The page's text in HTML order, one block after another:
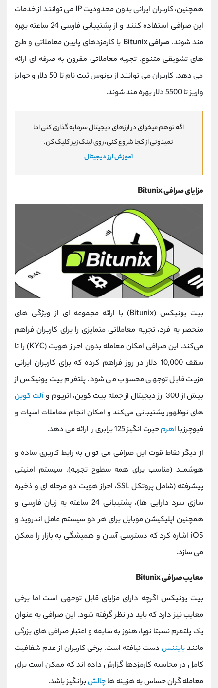
همچنین، کاربران ایرانی بدون محدودیت IP می ‌توانند از خدمات
این صرافی استفاده کنند و از پشتیبانی فارسی 24 ساعته بهره
‌مند شوند. صرافی Bitunix
با کارمزدهای پایین معاملاتی و طرح
‌های تشویقی متنوع، تجربه معاملاتی مقرون‌ به ‌صرفه ‌ای ارائه
می ‌دهد. کاربران می ‌توانند از بونوس ثبت ‌نام تا 50 دلار و جوایز
واریز تا 5500 دلار بهره‌ مند شوند.
اگه توهم میخوای در ارزهای دیجیتال سرمایه گذاری کنی اما
نمیدونی از کجا شروع کنی، روی لینک زیر کلیک کن.
آموزش ارز دیجیتال
مزایای صرافی Bitunix
بیت‌ یونیکس (Bitunix) با ارائه مجموعه ‌ای از ویژگی ‌های
منحصر به فرد، تجربه معاملاتی متمایزی را برای کاربران فراهم
می‌کند. این صرافی امکان معامله بدون احراز هویت (KYC) را تا
سقف 10,000 دلار در روز فراهم کرده که برای کاربران ایرانی
مزیت قابل توجهی محسوب می ‌شود. پلتفرم بیت‌ یونیکس از
بیش از 300 ارز دیجیتال از جمله بیت‌ کوین، اتریوم و
آلت ‌کوین
‌های نوظهور پشتیبانی می‌کند و امکان انجام معاملات اسپات و
فیوچرز با اهرمحیرت ‌انگیز 125 برابری را ارائه می ‌دهد.
از دیگر نقاط قوت این صرافی می‌ توان به رابط کاربری ساده و
هوشمند (مناسب برای همه سطوح تجربه)، سیستم امنیتی
پیشرفته (شامل پروتکل SSL، احراز هویت دو مرحله ‌ای و ذخیره
‌سازی سرد دارایی ‌ها)، پشتیبانی 24 ساعته به زبان فارسی و
همچنین اپلیکیشن موبایل برای هر دو سیستم عامل اندروید و
iOS اشاره کرد که دسترسی آسان و همیشگی به بازار را ممکن
می ‌سازد.
معایب صرافی Bitunix
بیت ‌یونیکس اگرچه دارای مزایای قابل توجهی است اما برخی
معایب نیز دارد که باید در نظر گرفته شود. این صرافی به‌ عنوان
یک پلتفرم نسبتا نوپا، هنوز به سابقه و اعتبار صرافی ‌های بزرگی
مانندبایننس دست نیافته است. برخی کاربران از عدم شفافیت
کامل در محاسبه کارمزدها گزارش داده ‌اند که ممکن است برای
معامله‌ گران حساس به هزینه‌ هاچالش‌برانگیز باشد.